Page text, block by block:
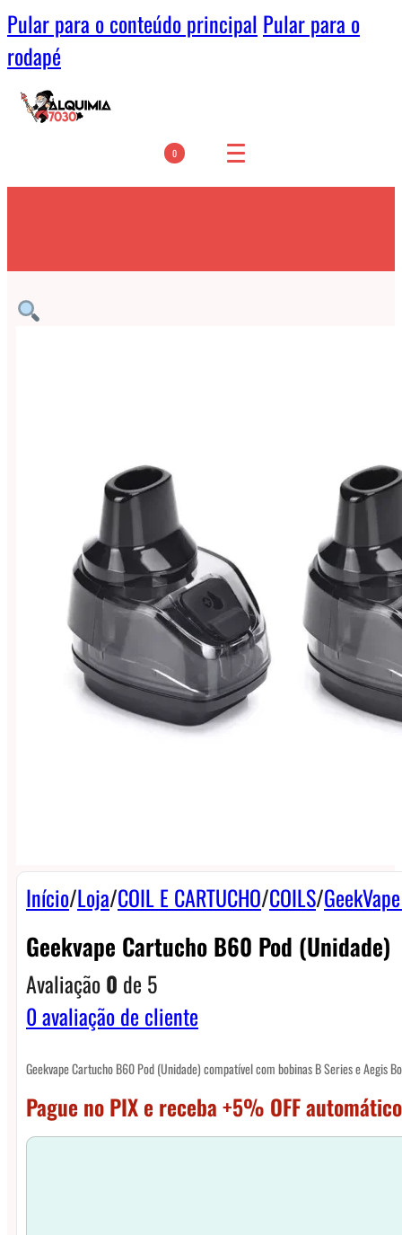
Pular para o conteúdo principal Pular para o
rodapé
0
Início/Loja/COIL E CARTUCHO/COILS/
Geekvape Cartucho B60 Pod (Unidade)
Avaliação0 de 5
0avaliação de cliente
Geekvape Cartucho B60 Pod (Unidade) compatível com bobinas B Series e Aegis
Pague no PIX e receba +5% OFF